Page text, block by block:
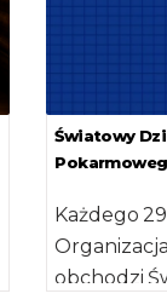
Światowy
Każdego
obchodzi